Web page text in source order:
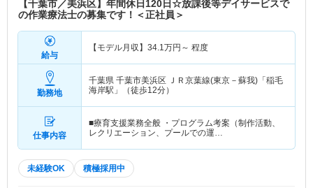
【千葉市／美浜区】年間休日120日☆放課後等デイサービスで
の作業療法士の募集です！＜正社員＞
給与
【モデル月収】 34.1万円～ 程度
勤務地
千葉県 千葉市美浜区 ＪＲ京葉線(東京－蘇我)「稲毛
海岸駅」（徒歩12分）
仕事内容
■療育支援業務全般 ・プログラム考案（制作活動、
レクリエーション、プールでの運…
未経験OK 積極採用中